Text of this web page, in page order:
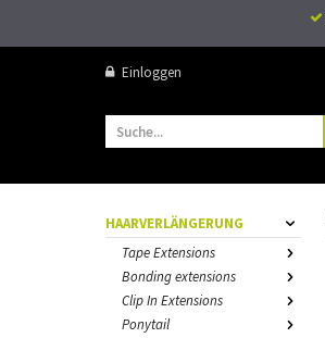
Einloggen
HAARVERLÄNGERUNG
Tape Extensions
Bonding extensions
Clip In Extensions
Ponytail